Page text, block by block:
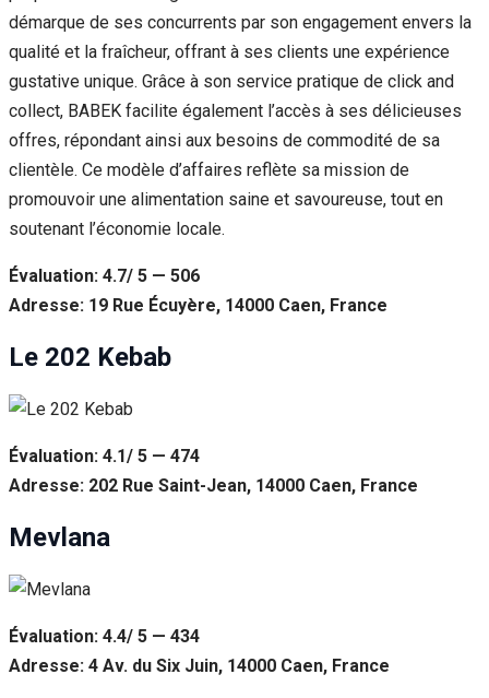
démarque de ses concurrents par son engagement envers la
qualité et la fraîcheur, offrant à ses clients une expérience
gustative unique. Grâce à son service pratique de click and
collect, BABEK facilite également l’accès à ses délicieuses
offres, répondant ainsi aux besoins de commodité de sa
clientèle. Ce modèle d’affaires reflète sa mission de
promouvoir une alimentation saine et savoureuse, tout en
soutenant l’économie locale.
Évaluation: 4.7/ 5 — 506
Adresse: 19 Rue Écuyère, 14000 Caen, France
Le 202 Kebab
Évaluation: 4.1/ 5 — 474
Adresse: 202 Rue Saint-Jean, 14000 Caen, France
Mevlana
Évaluation: 4.4/ 5 — 434
Adresse: 4 Av. du Six Juin, 14000 Caen, France